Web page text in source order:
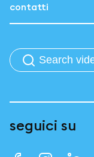
contatti
seguici su